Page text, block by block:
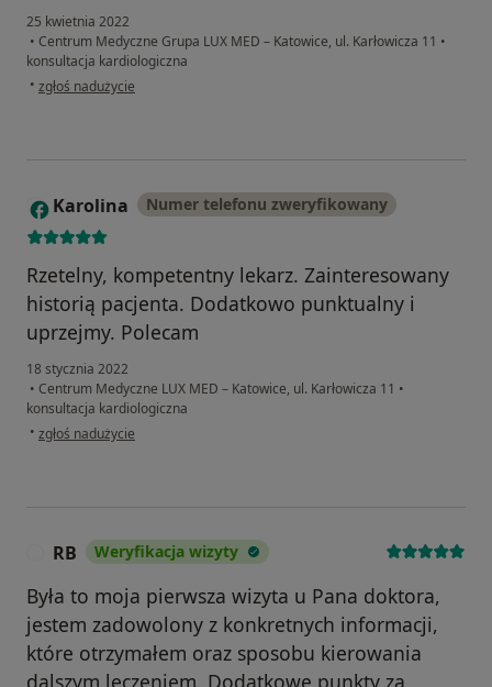
25 kwietnia 2022
• Centrum Medyczne Grupa LUX MED – Katowice, ul. Karłowicza 11 •
konsultacja kardiologiczna
• w opinii użytkownika URSZULA
zgłoś nadużycie
K Karolina Numer telefonu zweryfikowany
Rzetelny, kompetentny lekarz. Zainteresowany
historią pacjenta. Dodatkowo punktualny i
uprzejmy. Polecam
18 stycznia 2022
• Centrum Medyczne LUX MED – Katowice, ul. Karłowicza 11 •
konsultacja kardiologiczna
• w opinii użytkownika Karolina
zgłoś nadużycie
RB Weryfikacja wizyty
Była to moja pierwsza wizyta u Pana doktora,
jestem zadowolony z konkretnych informacji,
które otrzymałem oraz sposobu kierowania